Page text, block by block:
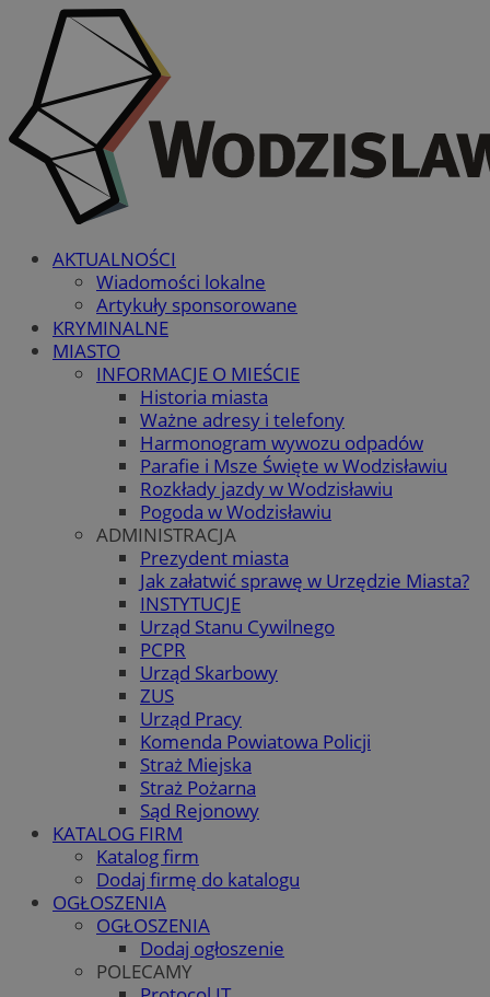
AKTUALNOŚCI
Wiadomości lokalne
Artykuły sponsorowane
KRYMINALNE
MIASTO
INFORMACJE O MIEŚCIE
Historia miasta
Ważne adresy i telefony
Harmonogram wywozu odpadów
Parafie i Msze Święte w Wodzisławiu
Rozkłady jazdy w Wodzisławiu
Pogoda w Wodzisławiu
ADMINISTRACJA
Prezydent miasta
Jak załatwić sprawę w Urzędzie Miasta?
INSTYTUCJE
Urząd Stanu Cywilnego
PCPR
Urząd Skarbowy
ZUS
Urząd Pracy
Komenda Powiatowa Policji
Straż Miejska
Straż Pożarna
Sąd Rejonowy
KATALOG FIRM
Katalog firm
Dodaj firmę do katalogu
OGŁOSZENIA
OGŁOSZENIA
Dodaj ogłoszenie
POLECAMY